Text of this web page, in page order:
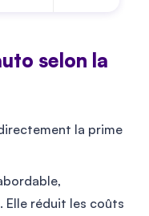
selon la
la prime
Elle réduit les coûts